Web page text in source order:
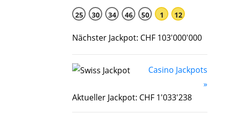
25 30 34 46 50 1 12
Nächster Jackpot: CHF 103'000'000
Casino Jackpots
»
Aktueller Jackpot: CHF 1'033'238